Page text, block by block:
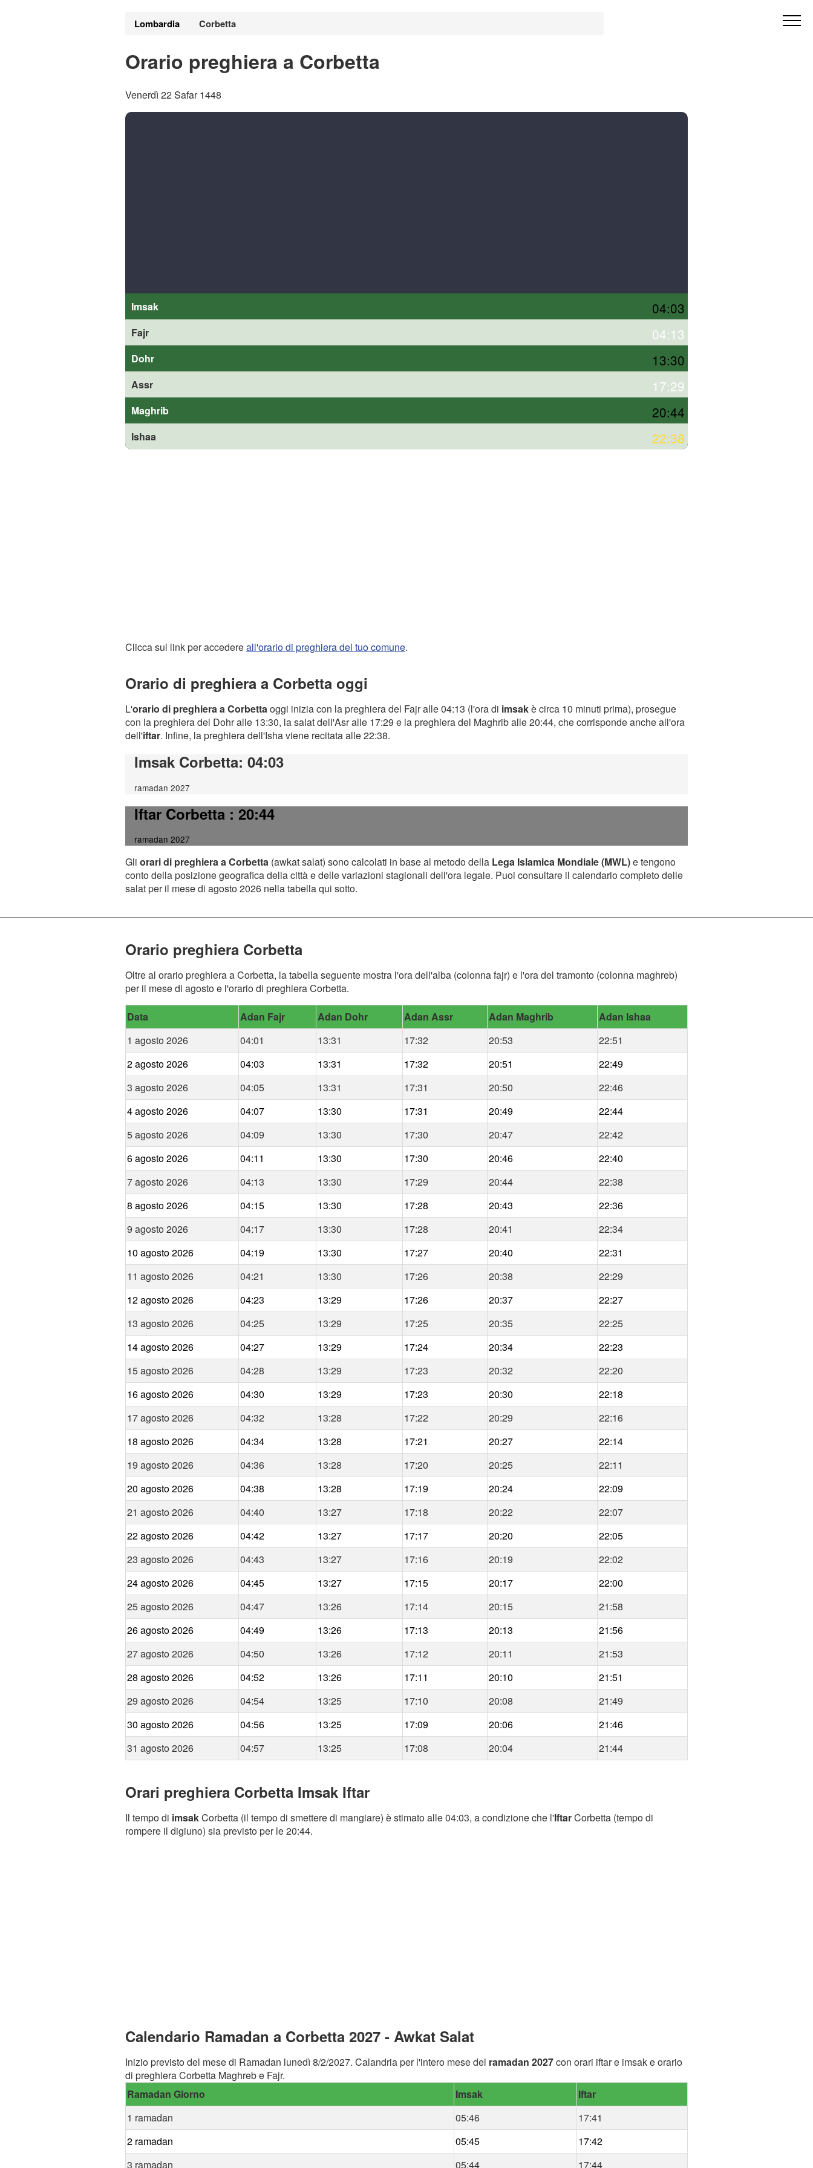
Lombardia Corbetta
Orario preghiera a Corbetta
Venerdì 22 Safar 1448
Imsak 04:03
Fajr 04:13
Dohr 13:30
Assr 17:29
Maghrib 20:44
Ishaa 22:38
Clicca sul link per accedereall'orario di preghiera del tuo comune.
Orario di preghiera a Corbetta oggi
L'orario di preghiera a Corbettaoggi inizia con la preghiera del Fajr alle 04:13 (l'ora di imsakè circa 10 minuti prima), prosegue
con la preghiera del Dohr alle 13:30, la salat dell'Asr alle 17:29 e la preghiera del Maghrib alle 20:44, che corrisponde anche all'ora
dell'iftar. Infine, la preghiera dell'Isha viene recitata alle 22:38.
Imsak Corbetta: 04:03
ramadan 2027
Iftar Corbetta: 20:44
ramadan 2027
Gli orari di preghiera a Corbetta (awkat salat) sono calcolati in base al metodo della Lega Islamica Mondiale (MWL)e tengono
conto della posizione geografica della città e delle variazioni stagionali dell'ora legale. Puoi consultare il calendario completo delle
salat per il mese di agosto 2026 nella tabella qui sotto.
Orario preghiera Corbetta
Oltre al orario preghiera a Corbetta, la tabella seguente mostra l'ora dell'alba (colonna fajr) e l'ora del tramonto (colonna maghreb)
per il mese di agosto e l'orario di preghiera Corbetta.
Data Adan Fajr Adan Dohr Adan Assr Adan Maghrib
Adan Ishaa
1 agosto 2026
04:01 13:31 17:32 20:53
22:51
2 agosto 2026
04:03 13:31 17:32 20:51
22:49
3 agosto 2026
04:05 13:31 17:31 20:50
22:46
4 agosto 2026
04:07 13:30 17:31 20:49
22:44
5 agosto 2026
04:09 13:30 17:30 20:47
22:42
6 agosto 2026
04:11 13:30 17:30 20:46
22:40
7 agosto 2026
04:13 13:30 17:29 20:44
22:38
8 agosto 2026
04:15 13:30 17:28 20:43
22:36
9 agosto 2026
04:17 13:30 17:28 20:41
22:34
10 agosto 2026
04:19 13:30 17:27 20:40
22:31
11 agosto 2026
04:21 13:30 17:26 20:38
22:29
12 agosto 2026
04:23 13:29 17:26 20:37
22:27
13 agosto 2026
04:25 13:29 17:25 20:35
22:25
14 agosto 2026
04:27 13:29 17:24 20:34
22:23
15 agosto 2026
04:28 13:29 17:23 20:32
22:20
16 agosto 2026
04:30 13:29 17:23 20:30
22:18
17 agosto 2026
04:32 13:28 17:22 20:29
22:16
18 agosto 2026
04:34 13:28 17:21 20:27
22:14
19 agosto 2026
04:36 13:28 17:20 20:25
22:11
20 agosto 2026
04:38 13:28 17:19 20:24
22:09
21 agosto 2026
04:40 13:27 17:18 20:22
22:07
22 agosto 2026
04:42 13:27 17:17 20:20
22:05
23 agosto 2026
04:43 13:27 17:16 20:19
22:02
24 agosto 2026
04:45 13:27 17:15 20:17
22:00
25 agosto 2026
04:47 13:26 17:14 20:15
21:58
26 agosto 2026
04:49 13:26 17:13 20:13
21:56
27 agosto 2026
04:50 13:26 17:12 20:11
21:53
28 agosto 2026
04:52 13:26 17:11 20:10
21:51
29 agosto 2026
04:54 13:25 17:10 20:08
21:49
30 agosto 2026
04:56 13:25 17:09 20:06
21:46
31 agosto 2026
04:57 13:25 17:08 20:04 21:44
Orari preghiera Corbetta Imsak Iftar
Il tempo di imsakCorbetta (il tempo di smettere di mangiare) è stimato alle 04:03, a condizione che l'IftarCorbetta (tempo di
rompere il digiuno) sia previsto per le 20:44.
Calendario Ramadan a Corbetta 2027 - Awkat Salat
Inizio previsto del mese di Ramadan lunedì 8/2/2027. Calandria per l'intero mese del ramadan 2027con orari iftar e imsak e orario
di preghiera Corbetta Maghreb e Fajr.
Ramadan Giorno
Imsak
Iftar
1 ramadan
05:46
17:41
2 ramadan
05:45
17:42
3 ramadan
05:44 17:44